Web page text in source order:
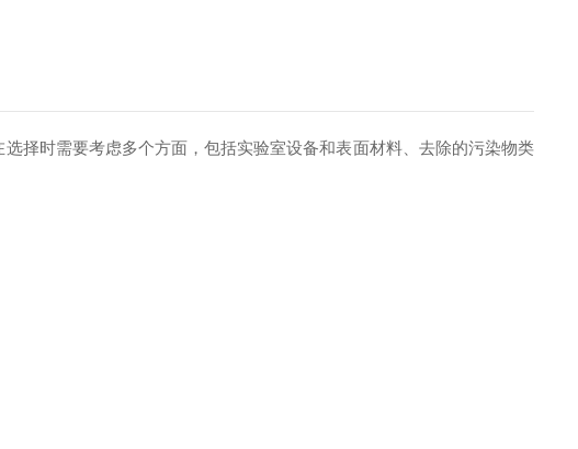
时需要考虑多个方面，包括实验室设备和表面材料、去除的污染物类